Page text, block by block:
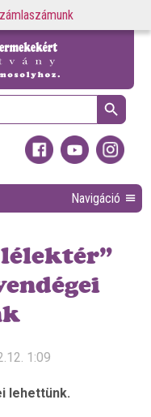
Search Button
Navigáció
lélektér”
1:09
lehettünk.